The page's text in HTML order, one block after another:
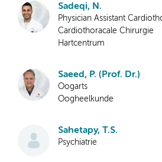
Sadeqi, N.
Physician Assistant
Cardiothoracale Chirurgie
Hartcentrum
Saeed, P. (Prof. Dr.)
Oogarts
Oogheelkunde
Sahetapy, T.S.
Psychiatrie